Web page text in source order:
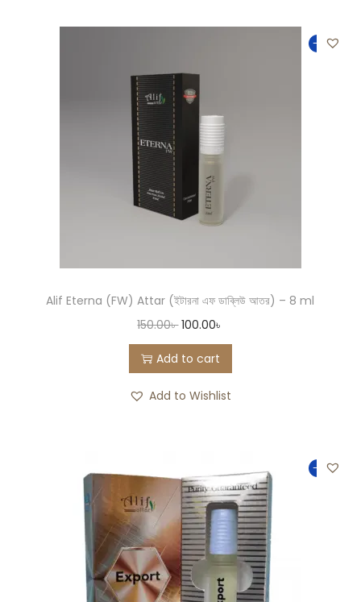
-33%
Alif Eterna (FW) Attar (ইটারনা এফ ডাব্লিউ আতর) – 8 ml
150.00৳ 100.00৳
Add to cart
Add to Wishlist
-33%